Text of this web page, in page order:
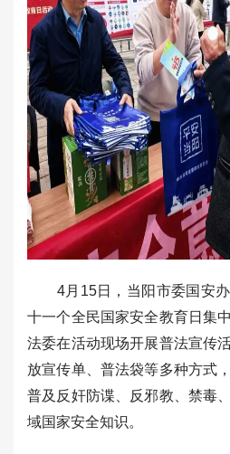
4月15日，当阳市委国安办
十一个全民国家安全教育日集
法委在活动现场开展普法宣传
放宣传单、普法袋等多种方式
普及反奸防谍、反邪教、禁毒
域国家安全知识。